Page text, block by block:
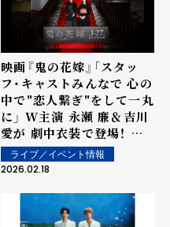
映画『鬼の花嫁』「スタッ
フ・キャストみんなで 心の
中で"恋人繋ぎ"をして一丸
に」 W主演 永瀬 廉＆吉川
愛が 劇中衣装で登場！ 結
婚式場で『鬼の花嫁』製作
報告会を実施！ あふれる作
に、華々しく幕開け！製作
報告会レポート
ライブ／イベント情報
2026.02.18